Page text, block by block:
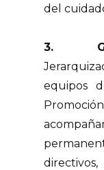
del
3.
equipos